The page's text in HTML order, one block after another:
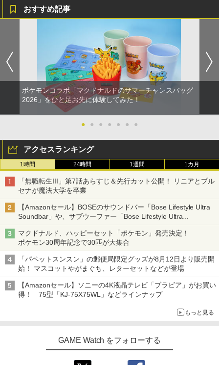
おすすめ記事
ポケモンコラボ「マクドナルドのサマーチャンスバッグ
2026」をひと足お先に体験してみた！
● ● ● ● ● ● ●
アクセスランキング
1時間 24時間 1週間 1カ月
「無職転生III」第7話あらすじ＆先行カット公開！ リニアとプル
セナが魔法大学を卒業
【Amazonセール】BOSEのサウンドバー「Bose Lifestyle Ultra
Soundbar」や、サブウーファー「Bose Lifestyle Ultra
Subwoofer」などお買い得！
マクドナルド、ハッピーセット「ポケモン」発売決定！
ポケモン30周年記念で30匹が大集合
「パペットスンスン」の郵便局限定グッズが8月12日より販売開
始！ マスコットやがまぐち、レターセットなどが登場
【Amazonセール】ソニーの4K液晶テレビ「ブラビア」がお買い
得！ 75型「KJ-75X75WL」などラインナップ
もっと見る
GAME Watch をフォローする